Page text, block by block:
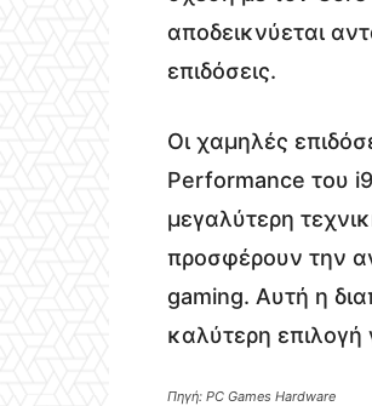
αποδεικνύεται
επιδόσεις.
Οι χαμηλές
Performance του
μεγαλύτερη
προσφέρουν την
gaming. Αυτή η
καλύτερη επιλογή
Πηγή: PC Games Hardware